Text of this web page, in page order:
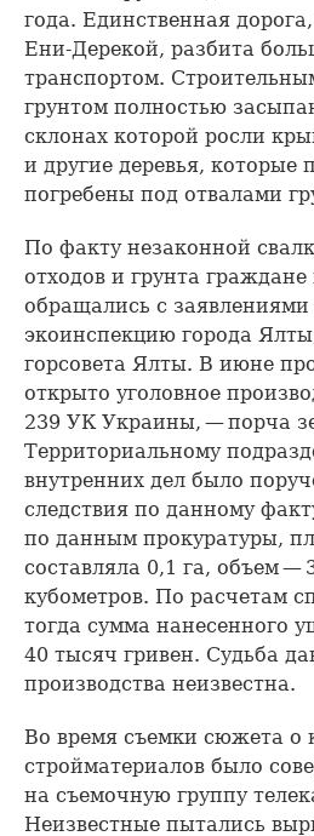
года. Единственная
Ени-Дерекой, разбита
транспортом.
грунтом полностью
склонах которой росли
и другие деревья, которые
погребены под отвалами
По факту незаконной
отходов и грунта
обращались с заявлениями
экоинспекцию города
горсовета Ялты. В июне
открыто уголовное
239 УК Украины, — порча
Территориальному
внутренних дел было
следствия по данному
по данным прокуратуры,
составляла 0,1 га, объем —
кубометров. По расчетам
тогда сумма нанесенного
40 тысяч гривен. Судьба
производства неизвестна.
Во время съемки сюжета о
стройматериалов было
на съемочную группу
Неизвестные пытались